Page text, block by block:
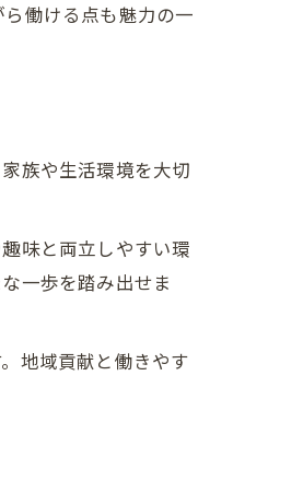
働ける点も魅力の一
族や生活環境を大切
味と両立しやすい環
一歩を踏み出せま
地域貢献と働きやす